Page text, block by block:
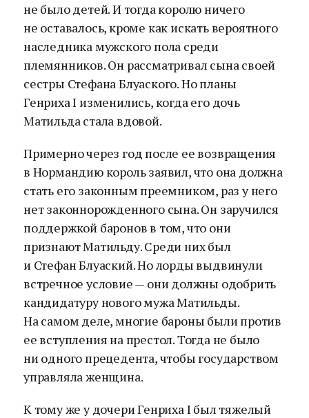
не было детей. И тогда королю ничего
не оставалось, кроме как искать вероятного
наследника мужского пола среди
племянников. Он рассматривал сына своей
сестры Стефана Блуаского. Но планы
Генриха I изменились, когда его дочь
Матильда стала вдовой.
Примерно через год после ее возвращения
в Нормандию король заявил, что она должна
стать его законным преемником, раз у него
нет законнорожденного сына. Он заручился
поддержкой баронов в том, что они
признают Матильду. Среди них был
и Стефан Блуаский. Но лорды выдвинули
встречное условие — они должны одобрить
кандидатуру нового мужа Матильды.
На самом деле, многие бароны были против
ее вступления на престол. Тогда не было
ни одного прецедента, чтобы государством
управляла женщина.
К тому же у дочери Генриха I был тяжелый